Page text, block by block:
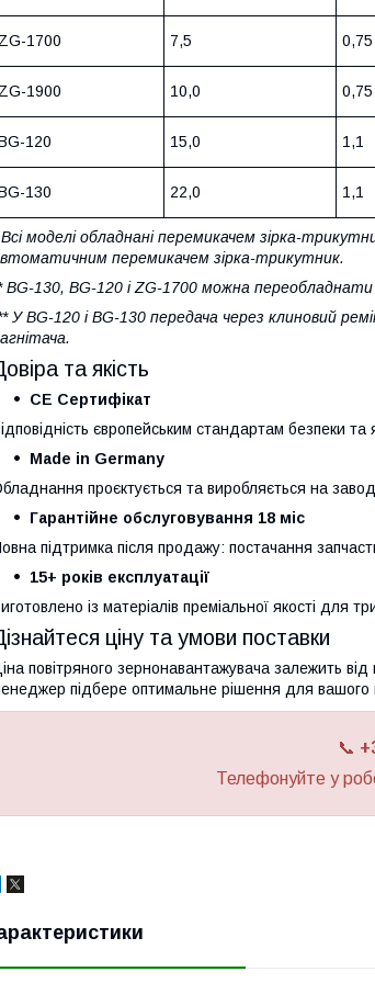
ZG-1700 7,5 0,75
ZG-1900 10,0 0,75
120 15,0 1,1
130 22,0 1,1
Всі моделі обладнані перемикачем зірка-
перемикачем зірка-трикутник.
BG-130, BG-120 і ZG-1700 можна переобладнати
У BG-120 і BG-130 передача через клиновий
та якість
CE Сертифікат
європейським стандартам безпеки
Made in Germany
проєктується та виробляється на
Гарантійне обслуговування 18 міс
підтримка після продажу: постачання
15+ років експлуатації
із матеріалів преміальної якості для
ціну та умови поставки
повітряного зернонавантажувача залежить
підбере оптимальне рішення для вашого
📞
Телефонуйте у